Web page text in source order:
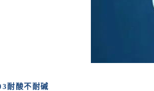
耐酸不耐碱